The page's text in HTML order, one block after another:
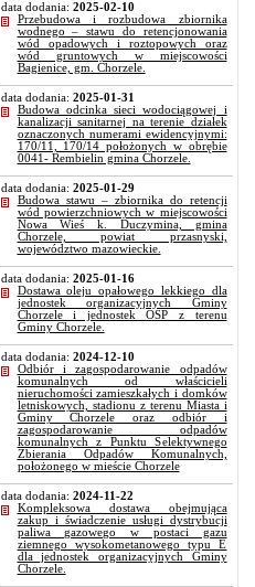
data dodania: 2025-02-10
Przebudowa i rozbudowa zbiornika
wodnego – stawu do retencjonowania
wód opadowych i roztopowych oraz
wód gruntowych w miejscowości
Bagienice, gm. Chorzele.
data dodania: 2025-01-31
Budowa odcinka sieci wodociągowej i
kanalizacji sanitarnej na terenie działek
oznaczonych numerami ewidencyjnymi:
170/11, 170/14 położonych w obrębie
0041- Rembielin gmina Chorzele.
data dodania: 2025-01-29
Budowa stawu – zbiornika do retencji
wód powierzchniowych w miejscowości
Nowa Wieś k. Duczymina, gmina
Chorzele, powiat przasnyski,
województwo mazowieckie.
data dodania: 2025-01-16
Dostawa oleju opałowego lekkiego dla
jednostek organizacyjnych Gminy
Chorzele i jednostek OSP z terenu
Gminy Chorzele.
data dodania: 2024-12-10
Odbiór i zagospodarowanie odpadów
komunalnych od właścicieli
nieruchomości zamieszkałych i domków
letniskowych, stadionu z terenu Miasta i
Gminy Chorzele oraz odbiór i
zagospodarowanie odpadów
komunalnych z Punktu Selektywnego
Zbierania Odpadów Komunalnych,
położonego w mieście Chorzele
data dodania: 2024-11-22
Kompleksowa dostawa obejmująca
zakup i świadczenie usługi dystrybucji
paliwa gazowego w postaci gazu
ziemnego wysokometanowego typu E
dla jednostek organizacyjnych Gminy
Chorzele.